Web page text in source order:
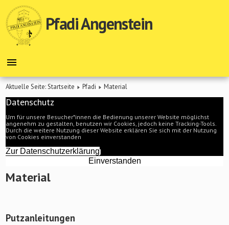
Pfadi Angenstein
Aktuelle Seite:Startseite Pfadi Material
Datenschutz
Um für unsere Besucher*innen die Bedienung unserer Website möglichst
angenehm zu gestalten, benutzen wir Cookies, jedoch keine Tracking-Tools.
Durch die weitere Nutzung dieser Website erklären Sie sich mit der Nutzung
von Cookies einverstanden
Zur Datenschutzerklärung
Einverstanden
Material
Putzanleitungen